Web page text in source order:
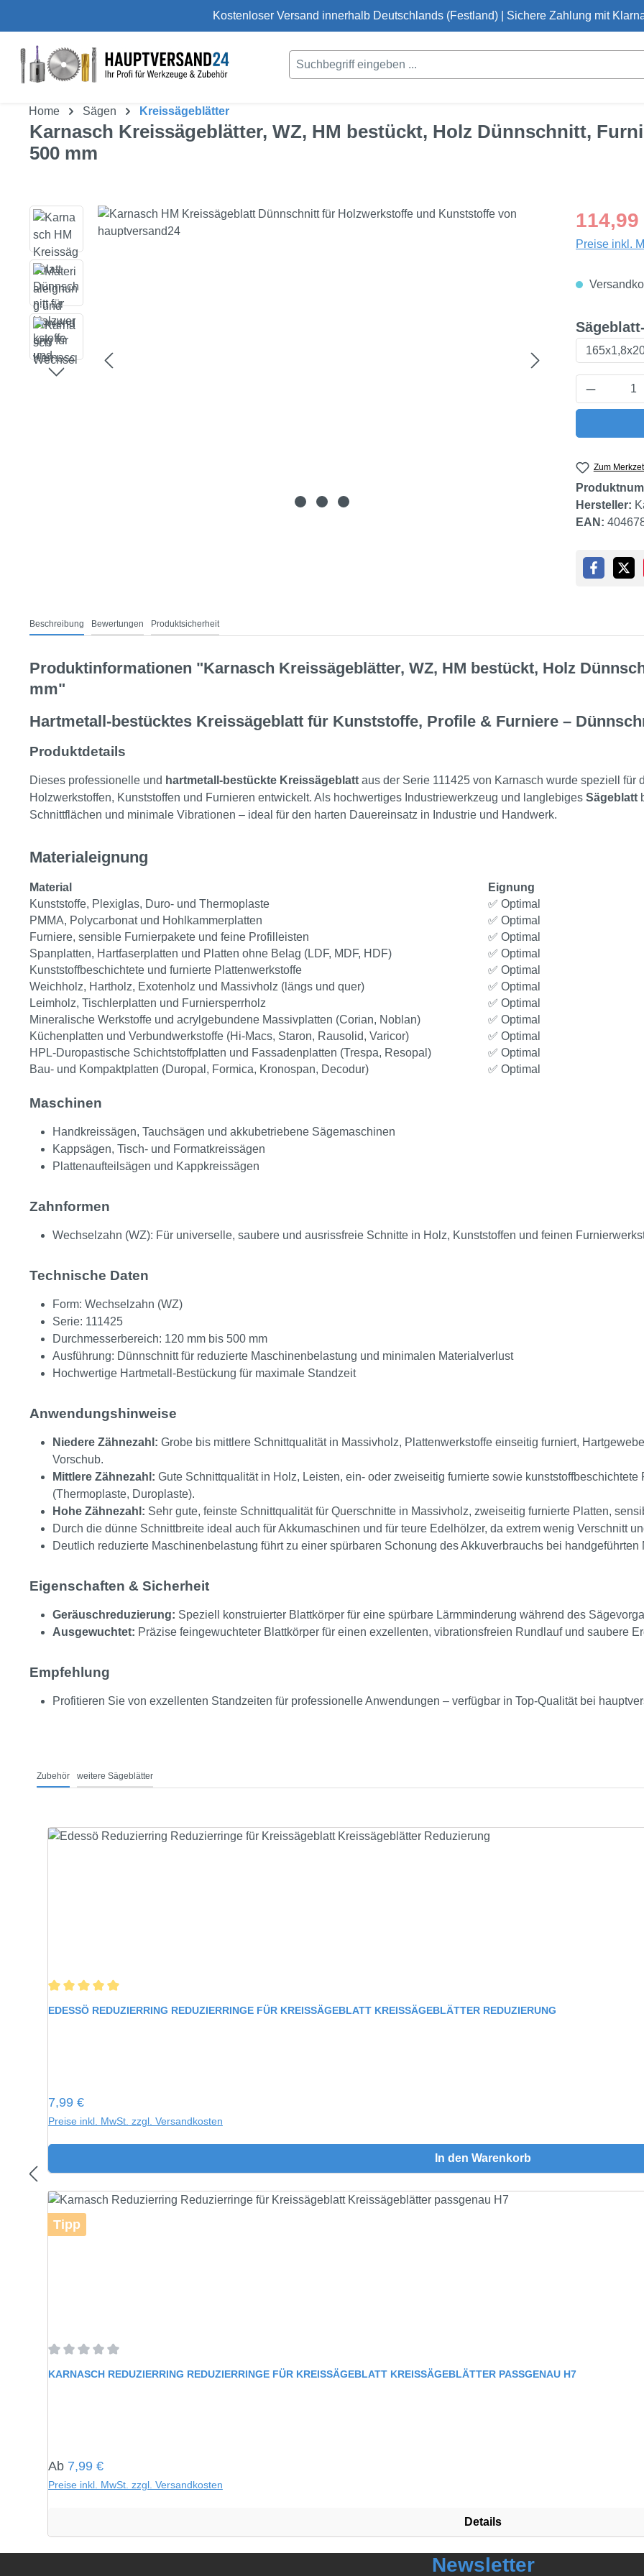
Kostenloser Versand innerhalb Deutschlands (Festland) | Sichere Zahlung mit
Home Sägen Kreissägeblätter
Karnasch Kreissägeblätter, WZ, HM bestückt, Holz Dünnschnitt,
500 mm
Bildergalerie überspringen Regulärer
114,99
Preise inkl.
Zum
Hersteller:
EAN:
Beschreibung Bewertungen Produktsicherheit
Produktinformationen "Karnasch Kreissägeblätter, WZ, HM bestückt, Holz
mm"
Hartmetall-bestücktes Kreissägeblatt für Kunststoffe, Profile & Furniere –
Produktdetails
Dieses professionelle und hartmetall-bestückte Kreissägeblatt aus der Serie 111425 von Karnasch wurde speziell
Holzwerkstoffen, Kunststoffen und Furnieren entwickelt. Als hochwertiges Industriewerkzeug und langlebiges Sägeblatt
Schnittflächen und minimale Vibrationen – ideal für den harten Dauereinsatz in Industrie und Handwerk.
Materialeignung
Material
Eignung
Kunststoffe, Plexiglas, Duro- und Thermoplaste
✅ Optimal
PMMA, Polycarbonat und Hohlkammerplatten
✅ Optimal
Furniere, sensible Furnierpakete und feine Profilleisten
✅ Optimal
Spanplatten, Hartfaserplatten und Platten ohne Belag (LDF, MDF, HDF)
✅ Optimal
Kunststoffbeschichtete und furnierte Plattenwerkstoffe
✅ Optimal
Weichholz, Hartholz, Exotenholz und Massivholz (längs und quer)
✅ Optimal
Leimholz, Tischlerplatten und Furniersperrholz
✅ Optimal
Mineralische Werkstoffe und acrylgebundene Massivplatten (Corian, Noblan)
✅ Optimal
Küchenplatten und Verbundwerkstoffe (Hi-Macs, Staron, Rausolid, Varicor)
✅ Optimal
HPL-Duropastische Schichtstoffplatten und Fassadenplatten (Trespa, Resopal)
✅ Optimal
Bau- und Kompaktplatten (Duropal, Formica, Kronospan, Decodur)
✅ Optimal
Maschinen
Handkreissägen, Tauchsägen und akkubetriebene Sägemaschinen
Kappsägen, Tisch- und Formatkreissägen
Plattenaufteilsägen und Kappkreissägen
Zahnformen
Wechselzahn (WZ): Für universelle, saubere und ausrissfreie Schnitte in Holz, Kunststoffen und feinen
Technische Daten
Form: Wechselzahn (WZ)
Serie: 111425
Durchmesserbereich: 120 mm bis 500 mm
Ausführung: Dünnschnitt für reduzierte Maschinenbelastung und minimalen Materialverlust
Hochwertige Hartmetall-Bestückung für maximale Standzeit
Anwendungshinweise
Niedere Zähnezahl: Grobe bis mittlere Schnittqualität in Massivholz, Plattenwerkstoffe einseitig furniert,
Vorschub.
Mittlere Zähnezahl: Gute Schnittqualität in Holz, Leisten, ein- oder zweiseitig furnierte sowie
(Thermoplaste, Duroplaste).
Hohe Zähnezahl: Sehr gute, feinste Schnittqualität für Querschnitte in Massivholz, zweiseitig furnierte Platten,
Durch die dünne Schnittbreite ideal auch für Akkumaschinen und für teure Edelhölzer, da extrem wenig Verschnitt
Deutlich reduzierte Maschinenbelastung führt zu einer spürbaren Schonung des Akkuverbrauchs bei handgeführten
Eigenschaften & Sicherheit
Geräuschreduzierung: Speziell konstruierter Blattkörper für eine spürbare Lärmminderung während des
Ausgewuchtet: Präzise feingewuchteter Blattkörper für einen exzellenten, vibrationsfreien Rundlauf und saubere
Empfehlung
Profitieren Sie von exzellenten Standzeiten für professionelle Anwendungen – verfügbar in Top-Qualität bei
Zubehör weitere Sägeblätter
Durchschnittliche Bewertung von 5 von 5 Sternen
EDESSÖ REDUZIERRING REDUZIERRINGE FÜR KREISSÄGEBLATT KREISSÄGEBLÄTTER REDUZIERUNG
Regulärer Preis:
7,99 €
Preise inkl. MwSt. zzgl. Versandkosten
In den Warenkorb
Tipp
Durchschnittliche Bewertung von 0 von 5 Sternen
KARNASCH REDUZIERRING REDUZIERRINGE FÜR KREISSÄGEBLATT KREISSÄGEBLÄTTER PASSGENAU H7
Regulärer Preis:
Ab 7,99 €
Preise inkl. MwSt. zzgl. Versandkosten
Details
Newsletter